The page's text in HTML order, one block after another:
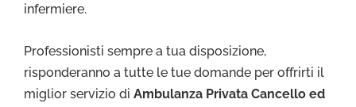
infermiere.
Professionisti sempre a tua disposizione,
risponderanno a tutte le tue domande per offrirti il
miglior servizio di Ambulanza Privata Cancello ed